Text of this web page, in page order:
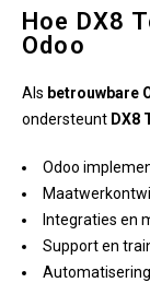
Hoe DX8
Odoo
Als betrouwbare
ondersteunt DX8
Odoo
Integraties en
Support en